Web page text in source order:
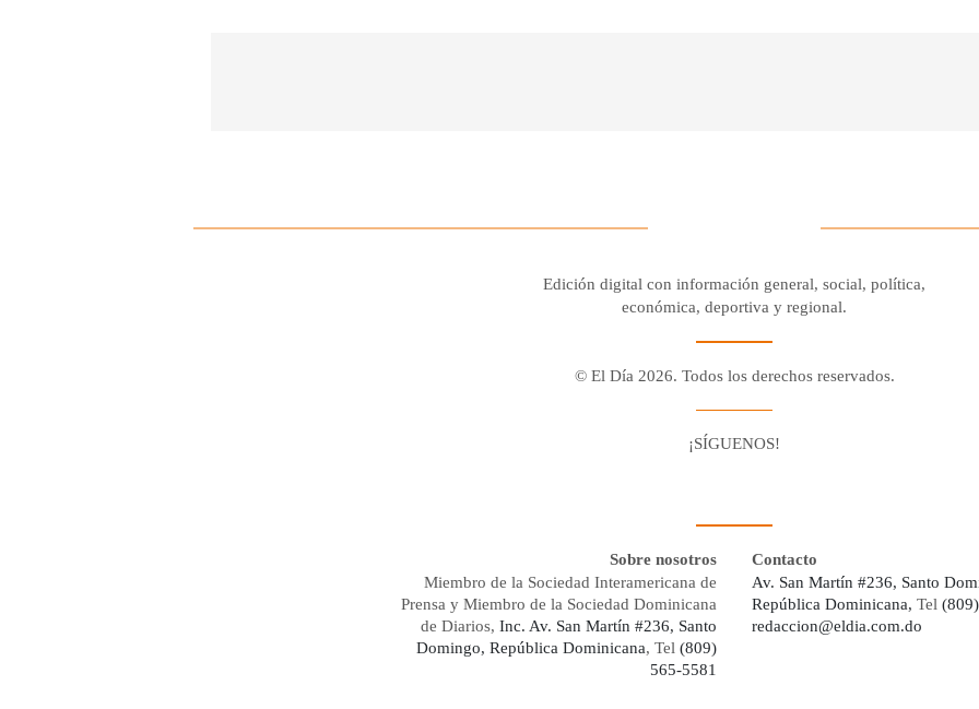
Edición digital con información general, social, política,
económica, deportiva y regional.
© El Día 2026. Todos los derechos reservados.
¡SÍGUENOS!
Sobre nosotros
Miembro de la Sociedad Interamericana de
Prensa y Miembro de la Sociedad Dominicana
de Diarios, Inc. Av. San Martín #236, Santo
Domingo, República Dominicana, Tel (809)
565-5581
Contacto
Av. San Martín #236, Santo
República Dominicana, Tel
redaccion@eldia.com.do